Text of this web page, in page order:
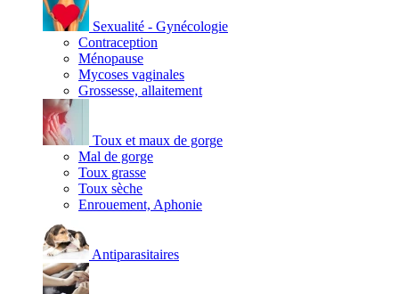
Sexualité - Gynécologie
Contraception
Ménopause
Mycoses vaginales
Grossesse, allaitement
Toux et maux de gorge
Mal de gorge
Toux grasse
Toux sèche
Enrouement, Aphonie
Antiparasitaires